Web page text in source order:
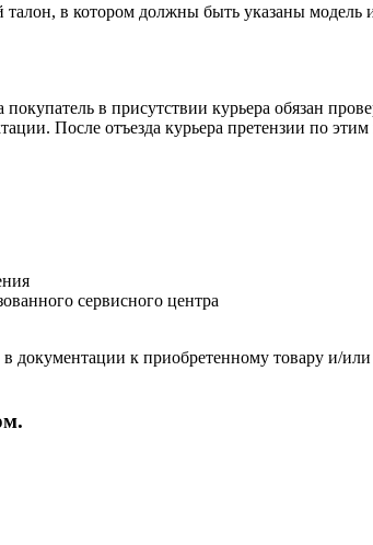
в котором должны быть указаны
в присутствии курьера обязан
После отъезда курьера претензии по
сервисного центра
к приобретенному товару и/или